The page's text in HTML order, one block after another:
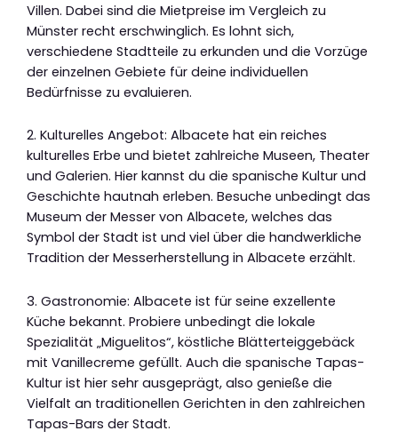
Villen. Dabei sind die Mietpreise im Vergleich zu
Münster recht erschwinglich. Es lohnt sich,
verschiedene Stadtteile zu erkunden und die Vorzüge
der einzelnen Gebiete für deine individuellen
Bedürfnisse zu evaluieren.
2. Kulturelles Angebot: Albacete hat ein reiches
kulturelles Erbe und bietet zahlreiche Museen, Theater
und Galerien. Hier kannst du die spanische Kultur und
Geschichte hautnah erleben. Besuche unbedingt das
Museum der Messer von Albacete, welches das
Symbol der Stadt ist und viel über die handwerkliche
Tradition der Messerherstellung in Albacete erzählt.
3. Gastronomie: Albacete ist für seine exzellente
Küche bekannt. Probiere unbedingt die lokale
Spezialität „Miguelitos“, köstliche Blätterteiggebäck
mit Vanillecreme gefüllt. Auch die spanische Tapas-
Kultur ist hier sehr ausgeprägt, also genieße die
Vielfalt an traditionellen Gerichten in den zahlreichen
Tapas-Bars der Stadt.